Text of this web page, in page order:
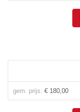
gem. prijs: € 180,00